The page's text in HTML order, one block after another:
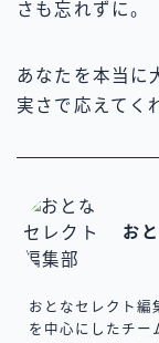
さも忘れずに。
あなたを本当に
実さで応えてく
お
おとなセレクト編
を中心にしたチー